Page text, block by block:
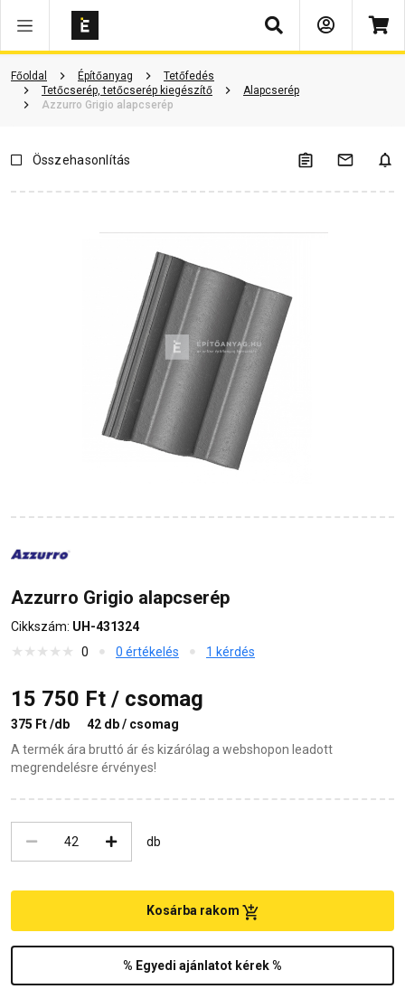
Keresés
Főoldal Építőanyag
Tetőfedés
Tetőcserép, tetőcserép kiegészítő
Alapcserép
Azzurro Grigio alapcserép
Vásárlói vélemények Kérdések és válaszok Kapcsolódó cikkek
Összehasonlítás
Azzurro Grigio alapcserép
Cikkszám: UH-431324
0
0 értékelés 1 kérdés
15 750 Ft / csomag
375 Ft /db
42 db / csomag
A termék ára bruttó ár és kizárólag a webshopon leadott
megrendelésre érvényes!
db
% Egyedi ajánlatot kérek %
Kosárba rakom